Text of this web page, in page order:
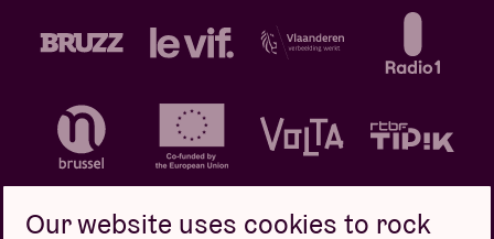
Our website uses cookies to rock